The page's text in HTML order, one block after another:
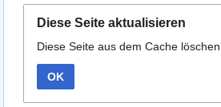
Navigation
springen
Suche
springen
Diese Seite aktualisieren
Diese Seite aus dem Cache
OK